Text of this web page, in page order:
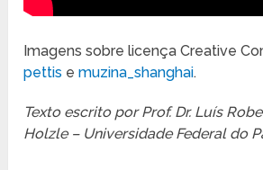
Imagens sobre licença Creative
pettis emuzina_shanghai.
Texto escrito por Prof. Dr. Luís
Holzle – Universidade Federal do